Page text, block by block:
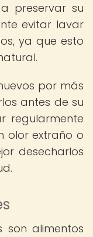
preservar su
evitar lavar
ya que esto
por más
antes de su
regularmente
olor extraño o
desecharlos
son alimentos